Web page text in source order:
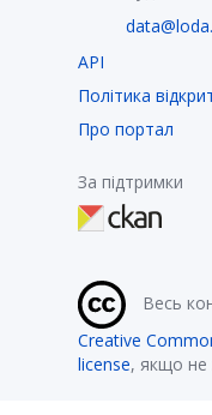
API
Політика
Про портал
За підтримки
Весь
Creative
license, якщо не